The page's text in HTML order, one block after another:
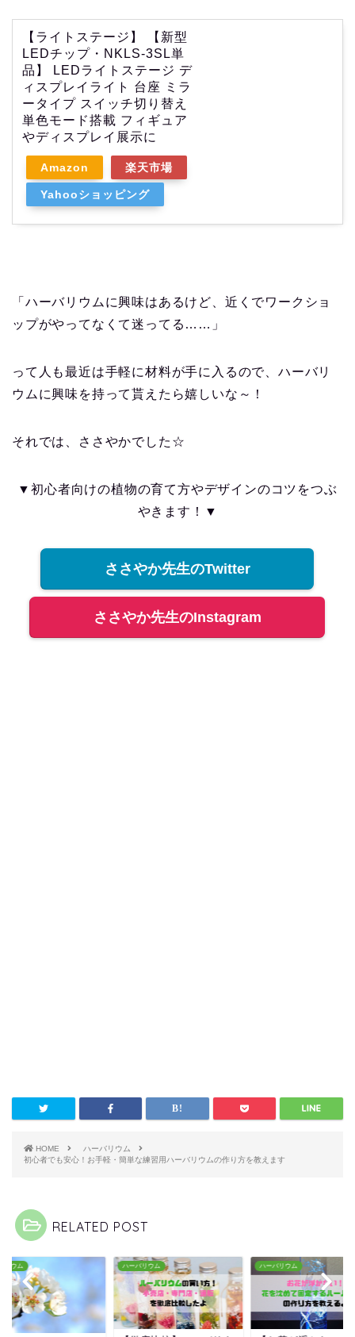
【ライトステージ】 【新型
LEDチップ・NKLS-3SL単
品】 LEDライトステージ デ
ィスプレイライト 台座 ミラ
ータイプ スイッチ切り替え
単色モード搭載 フィギュア
やディスプレイ展示に
Amazon 楽天市場
Yahooショッピング
「ハーバリウムに興味はあるけど、近くでワークショ
ップがやってなくて迷ってる……」
って人も最近は手軽に材料が手に入るので、ハーバリ
ウムに興味を持って貰えたら嬉しいな～！
それでは、ささやかでした☆
▼初心者向けの植物の育て方やデザインのコツをつぶ
やきます！▼
ささやか先生のTwitter
ささやか先生のInstagram
HOME
ハーバリウム
初心者でも安心！お手軽・簡単な練習用ハーバリウムの作り方を教えます
RELATED POST
リウム ハーバリウム ハーバリウム